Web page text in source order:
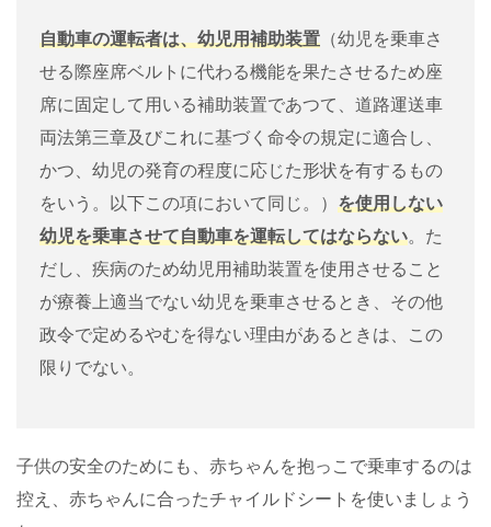
自動車の運転者は、幼児用補助装置 （幼児を乗車さ
せる際座席ベルトに代わる機能を果たさせるため座
席に固定して用いる補助装置であつて、道路運送車
両法第三章及びこれに基づく命令の規定に適合し、
かつ、幼児の発育の程度に応じた形状を有するもの
をいう。以下この項において同じ。） を使用しない
幼児を乗車させて自動車を運転してはならない。た
だし、疾病のため幼児用補助装置を使用させること
が療養上適当でない幼児を乗車させるとき、その他
政令で定めるやむを得ない理由があるときは、この
限りでない。
子供の安全のためにも、赤ちゃんを抱っこで乗車するのは
控え、赤ちゃんに合ったチャイルドシートを使いましょう